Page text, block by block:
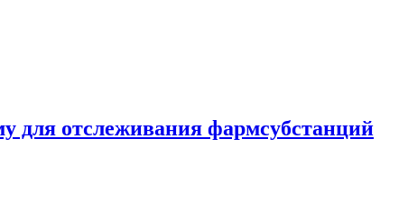
для отслеживания фармсубстанций